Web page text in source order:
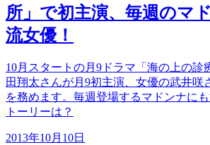
所」で初主演、毎週のマ
流女優！
10月スタートの月9ドラマ「海の上の診
田翔太さんが月9初主演、女優の武井咲
を務めます。毎週登場するマドンナに
トーリーは？
2013年10月10日